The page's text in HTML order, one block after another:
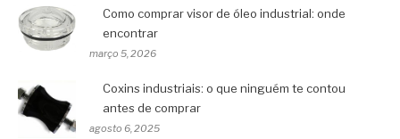
Como comprar visor de óleo industrial: onde
encontrar
março 5, 2026
Coxins industriais: o que ninguém te contou
antes de comprar
agosto 6, 2025